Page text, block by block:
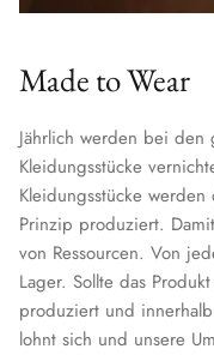
Made to Wear
Jährlich werden bei den
Kleidungsstücke
Kleidungsstücke
Prinzip produziert.
von Ressourcen. Von
Lager. Sollte das
produziert und
lohnt sich und unsere